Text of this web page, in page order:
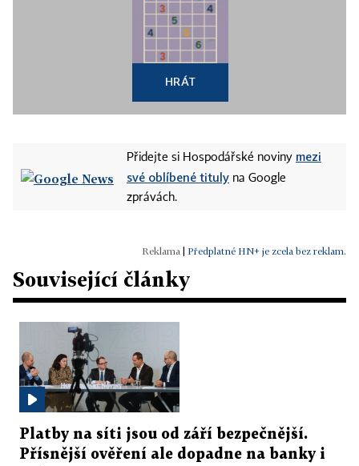
HRÁT
Přidejte si Hospodářské noviny mezi
své oblíbené tituly na Google
zprávách.
Předplatné HN+ je zcela bez reklam.
Související články
Platby na síti jsou od září bezpečnější.
Přísnější ověření ale dopadne na banky i